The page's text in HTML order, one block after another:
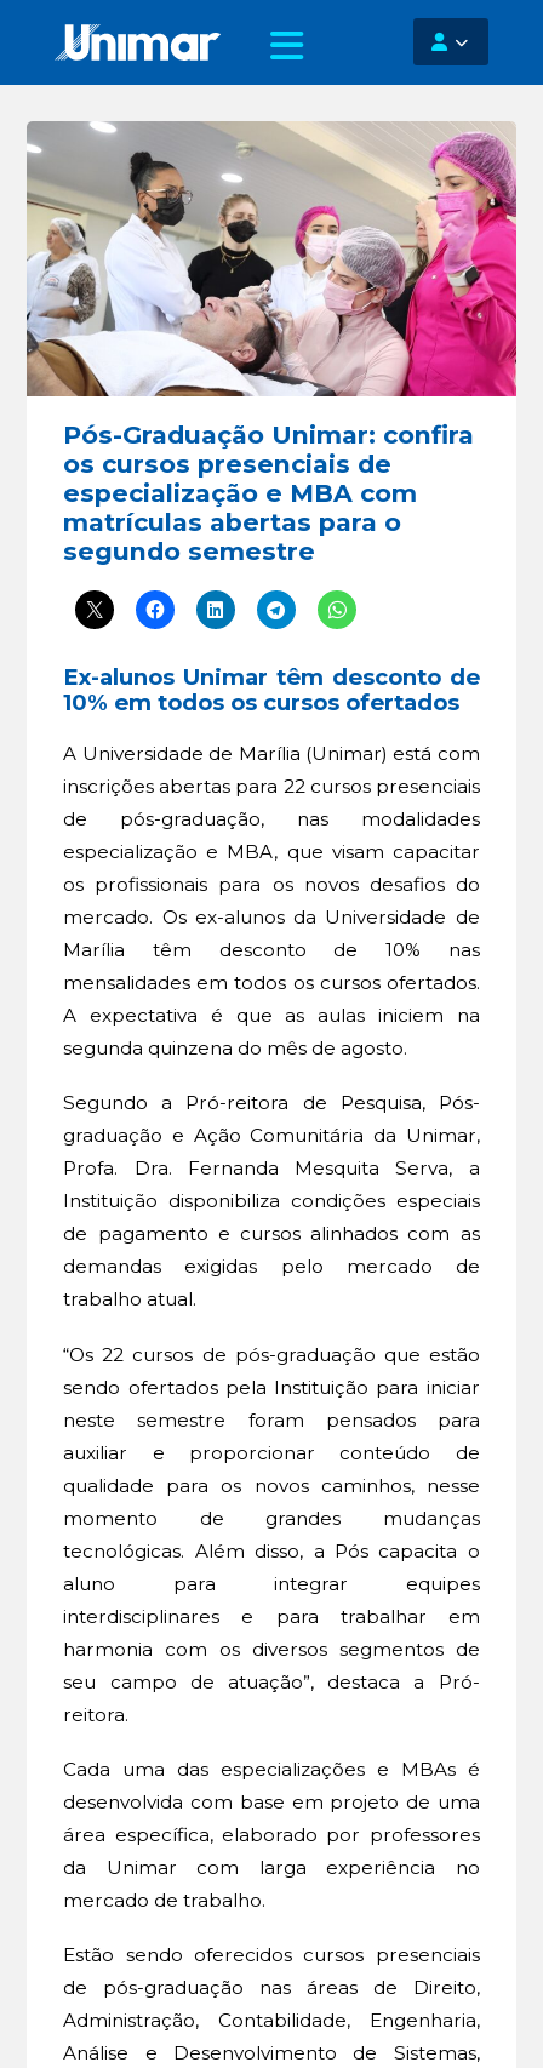
Pós-Graduação Unimar: confira
os cursos presenciais de
especialização e MBA com
matrículas abertas para o
segundo semestre
Ex-alunos Unimar têm desconto de
10% em todos os cursos ofertados
A Universidade de Marília (Unimar) está com
inscrições abertas para 22 cursos presenciais
de pós-graduação, nas modalidades
especialização e MBA, que visam capacitar
os profissionais para os novos desafios do
mercado. Os ex-alunos da Universidade de
Marília têm desconto de 10% nas
mensalidades em todos os cursos ofertados.
A expectativa é que as aulas iniciem na
segunda quinzena do mês de agosto.
Segundo a Pró-reitora de Pesquisa, Pós-
graduação e Ação Comunitária da Unimar,
Profa. Dra. Fernanda Mesquita Serva, a
Instituição disponibiliza condições especiais
de pagamento e cursos alinhados com as
demandas exigidas pelo mercado de
trabalho atual.
“Os 22 cursos de pós-graduação que estão
sendo ofertados pela Instituição para iniciar
neste semestre foram pensados para
auxiliar e proporcionar conteúdo de
qualidade para os novos caminhos, nesse
momento de grandes mudanças
tecnológicas. Além disso, a Pós capacita o
aluno para integrar equipes
interdisciplinares e para trabalhar em
harmonia com os diversos segmentos de
seu campo de atuação”, destaca a Pró-
reitora.
Cada uma das especializações e MBAs é
desenvolvida com base em projeto de uma
área específica, elaborado por professores
da Unimar com larga experiência no
mercado de trabalho.
Estão sendo oferecidos cursos presenciais
de pós-graduação nas áreas de Direito,
Administração, Contabilidade, Engenharia,
Análise e Desenvolvimento de Sistemas,